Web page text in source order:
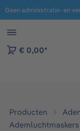
naar navigatie
€ 0,00*
Producten
Ademluchtmaskers